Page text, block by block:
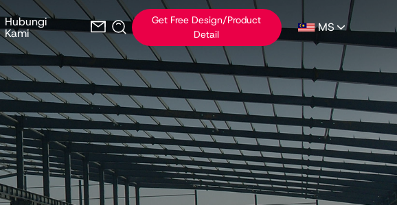
Hubungi
Kami
Get Free Design/Product
Detail
MS